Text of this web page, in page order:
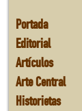
Portada
Editorial
Artículos
Arte Central
Historietas